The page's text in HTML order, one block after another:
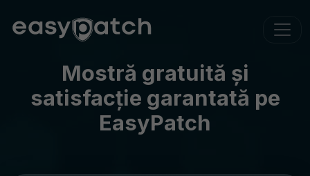
Mostră gratuită și
satisfacție garantată pe
EasyPatch